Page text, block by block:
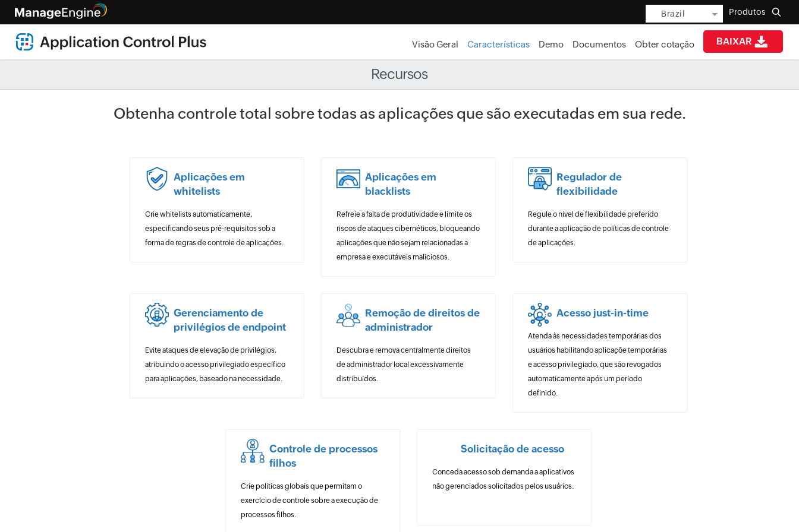
Brazil Produtos
BAIXAR
Visão Geral Características Demo Documentos Obter cotação
Recursos
Obtenha controle total sobre todas as aplicações que são executadas em sua rede.
Aplicações em
whitelists
Crie whitelists automaticamente,
especificando seus pré-requisitos sob a
forma de regras de controle de aplicações.
Aplicações em
blacklists
Refreie a falta de produtividade e limite os
riscos de ataques cibernéticos, bloqueando
aplicações que não sejam relacionadas a
empresa e executáveis maliciosos.
Regulador de
flexibilidade
Regule o nível de flexibilidade preferido
durante a aplicação de políticas de controle
de aplicações.
Gerenciamento de
privilégios de endpoint
Evite ataques de elevação de privilégios,
atribuindo o acesso privilegiado específico
para aplicações, baseado na necessidade.
Remoção de direitos de
administrador
Descubra e remova centralmente direitos
de administrador local excessivamente
distribuídos.
Acesso just-in-time
Atenda às necessidades temporárias dos
usuários habilitando aplicaçõe temporárias
e acesso privilegiado, que são revogados
automaticamente após um período
definido.
Controle de processos
filhos
Crie políticas globais que permitam o
exercício de controle sobre a execução de
processos filhos.
Solicitação de acesso
Conceda acesso sob demanda a aplicativos
não gerenciados solicitados pelos usuários.